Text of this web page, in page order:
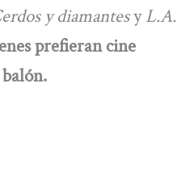
y diamantesyL.A.
prefieran cine